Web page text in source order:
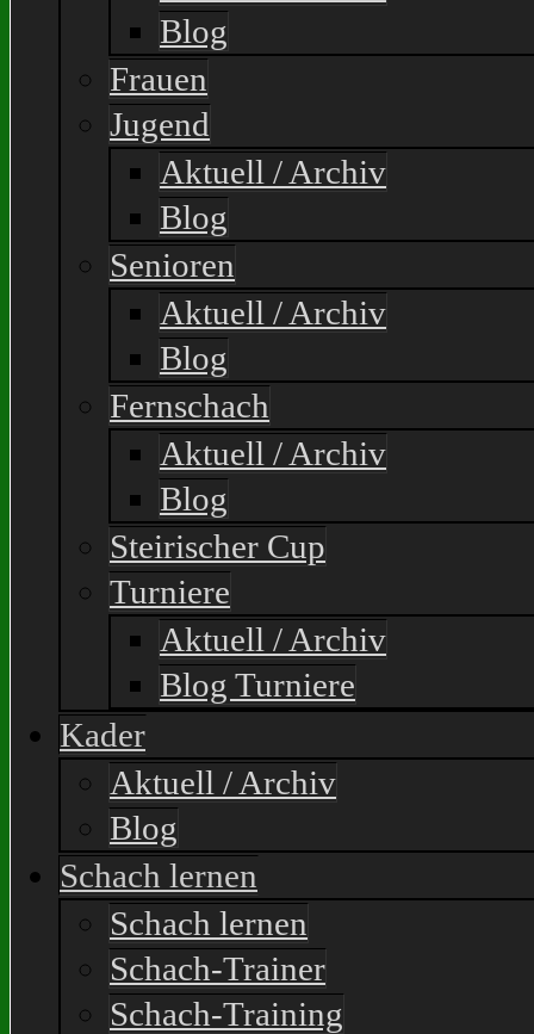
Blog
Frauen
Jugend
Aktuell / Archiv
Blog
Senioren
Aktuell / Archiv
Blog
Fernschach
Aktuell / Archiv
Blog
Steirischer Cup
Turniere
Aktuell / Archiv
Blog Turniere
Kader
Aktuell / Archiv
Blog
Schach lernen
Schach lernen
Schach-Trainer
Schach-Training